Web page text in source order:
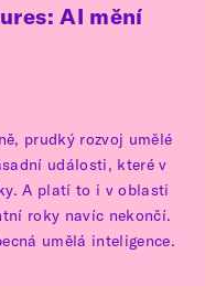
AI mění
prudký rozvoj umělé
události, které v
A platí to i v oblasti
roky navíc nekončí.
umělá inteligence.